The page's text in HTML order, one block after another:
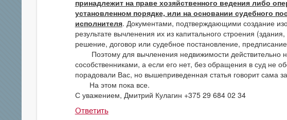
принадлежит на праве хозяйственного ведения либо
установленном порядке, или на основании судебного
исполнителя. Документами, подтверждающими создание
результате вычленения их из капитального строения
решение, договор или судебное постановление,
Поэтому для вычленения недвижимости действительно
сособственниками, а если его нет, без обращения в суд не
порадовали Вас, но вышеприведенная статья говорит сама
На этом пока все.
С уважением, Дмитрий Кулагин +375 29 684 02 34
Ответить